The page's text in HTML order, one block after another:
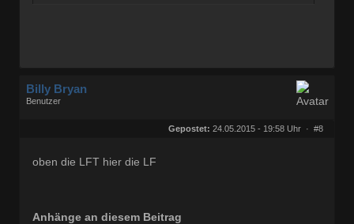
Billy Bryan
Benutzer
Gepostet: 24.05.2015 - 19:58 Uhr · #8
oben die LFT hier die LF
Anhänge an diesem Beitrag